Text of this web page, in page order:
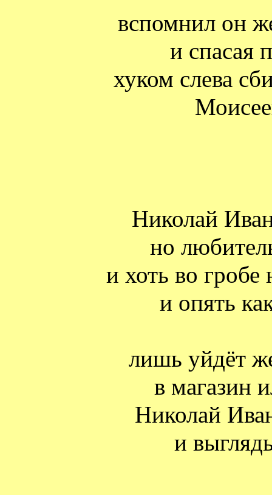
вспомнил он
и спасая
хуком слева
Николай
но
и хоть во гробе
и опять
лишь уйдёт
в магазин
Николай
и